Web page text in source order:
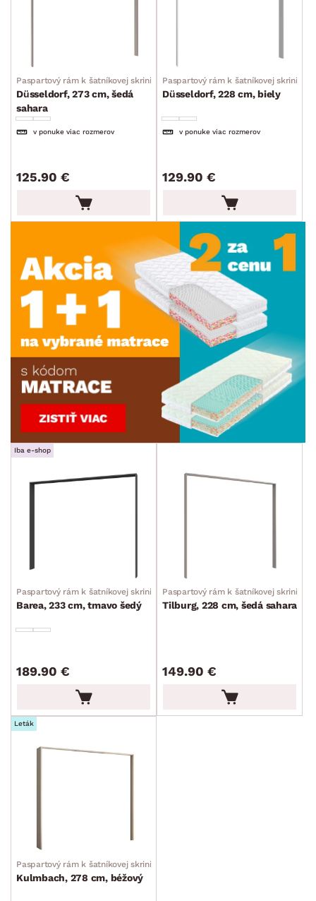
Paspartový rám k šatníkovej skrini
Düsseldorf, 273 cm, šedá
sahara
v ponuke viac rozmerov
125.90 €
Paspartový rám k šatníkovej skrini
Düsseldorf, 228 cm, biely
v ponuke viac rozmerov
129.90 €
Iba e-shop
Paspartový rám k šatníkovej skrini
Barea, 233 cm, tmavo šedý
189.90 €
Paspartový rám k šatníkovej skrini
Tilburg, 228 cm, šedá sahara
149.90 €
Leták
Paspartový rám k šatníkovej skrini
Kulmbach, 278 cm, béžový